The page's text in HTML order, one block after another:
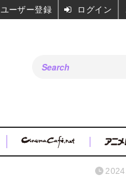
ユーザー登録 ログイン